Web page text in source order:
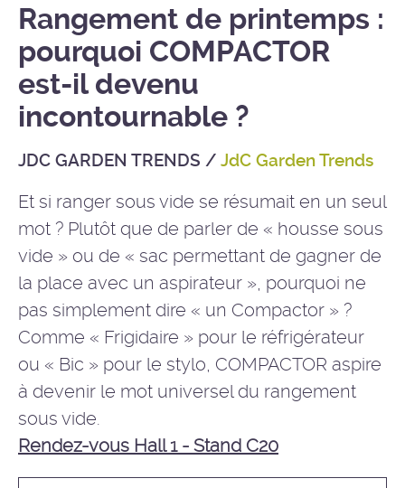
Rangement de printemps :
pourquoi COMPACTOR
est-il devenu
incontournable ?
JDC GARDEN TRENDS / JdC Garden Trends
Et si ranger sous vide se résumait en un seul
mot ? Plutôt que de parler de « housse sous
vide » ou de « sac permettant de gagner de
la place avec un aspirateur », pourquoi ne
pas simplement dire « un Compactor » ?
Comme « Frigidaire » pour le réfrigérateur
ou « Bic » pour le stylo, COMPACTOR aspire
à devenir le mot universel du rangement
sous vide.
Rendez-vous Hall 1 - Stand C20